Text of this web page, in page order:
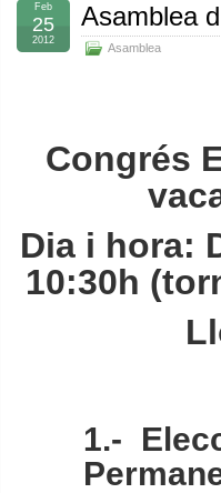
Asamblea
Asamblea
Feb
25
2012
Congrés
Dia i hora:
10:30h
1.-